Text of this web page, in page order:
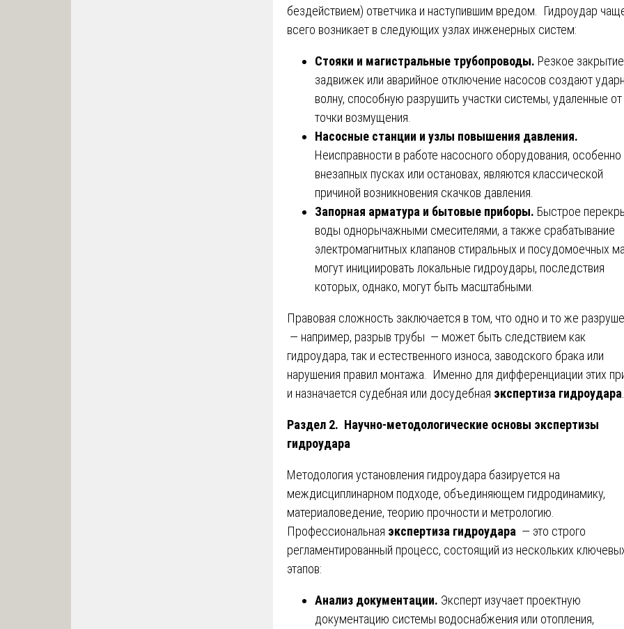
бездействием) ответчика и наступившим вредом. Гидроудар
всего возникает в следующих узлах инженерных систем:
Стояки и магистральные трубопроводы. Резкое закрытие
задвижек или аварийное отключение насосов создают
волну, способную разрушить участки системы, удаленные от
точки возмущения.
Насосные станции и узлы повышения давления.
Неисправности в работе насосного оборудования, особенно
внезапных пусках или остановах, являются классической
причиной возникновения скачков давления.
Запорная арматура и бытовые приборы. Быстрое
воды однорычажными смесителями, а также срабатывание
электромагнитных клапанов стиральных и посудомоечных
могут инициировать локальные гидроудары, последствия
которых, однако, могут быть масштабными.
Правовая сложность заключается в том, что одно и то же
— например, разрыв трубы — может быть следствием как
гидроудара, так и естественного износа, заводского брака или
нарушения правил монтажа. Именно для дифференциации этих
и назначается судебная или досудебная экспертиза гидроудара
Раздел 2. Научно-методологические основы экспертизы
гидроудара
Методология установления гидроудара базируется на
междисциплинарном подходе, объединяющем гидродинамику,
материаловедение, теорию прочности и метрологию.
Профессиональная экспертиза гидроудара — это строго
регламентированный процесс, состоящий из нескольких
этапов:
Анализ документации. Эксперт изучает проектную
документацию системы водоснабжения или отопления,